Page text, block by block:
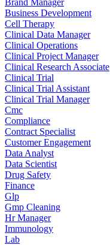
Business Development
Cell Therapy
Clinical Data Manager
Clinical Operations
Clinical Project Manager
Clinical Research Associate
Clinical Trial
Clinical Trial Assistant
Clinical Trial Manager
Cmc
Compliance
Contract Specialist
Customer Engagement
Data Analyst
Data Scientist
Drug Safety
Finance
Glp
Gmp Cleaning
Hr Manager
Immunology
Lab